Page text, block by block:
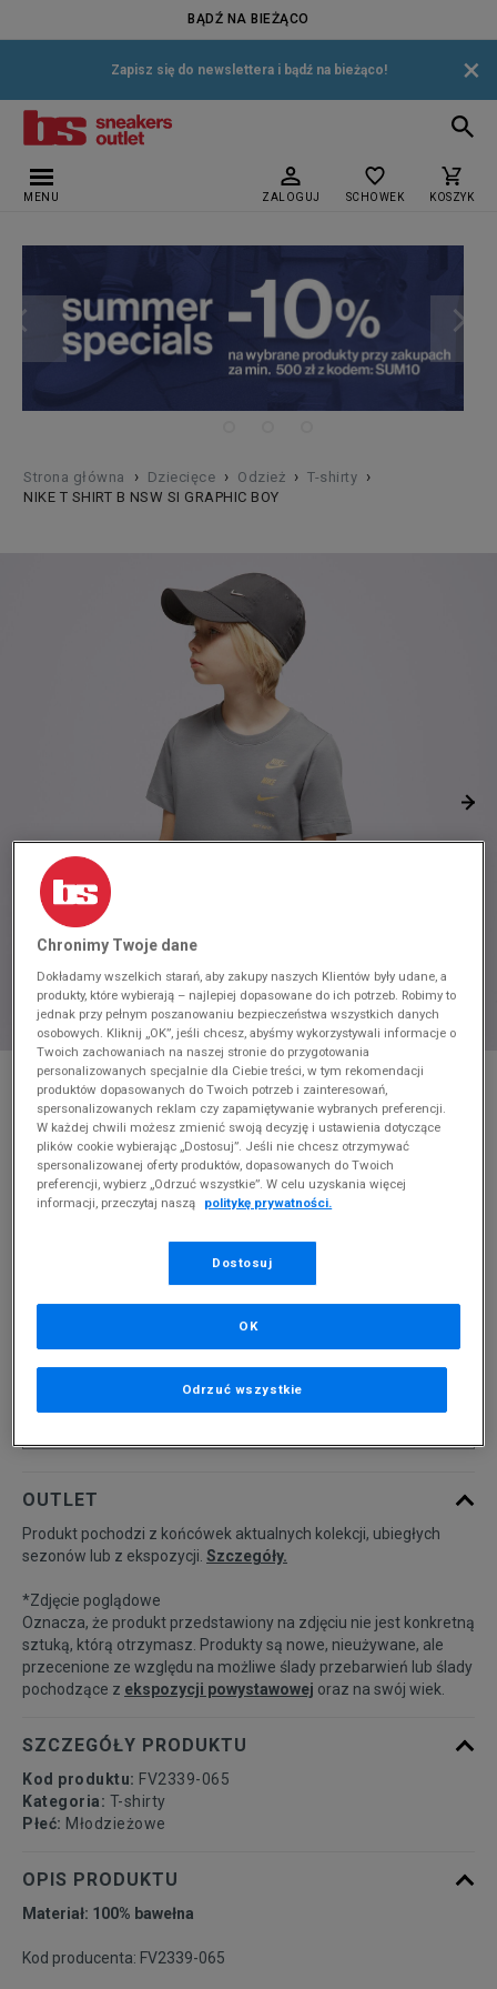
BĄDŹ NA BIEŻĄCO
Zapisz się do newslettera i bądź na bieżąco! ×
MENU ZALOGUJ SCHOWEK KOSZYK
Strona główna › Dziecięce › Odzież › T-shirty ›
NIKE T SHIRT B NSW SI GRAPHIC BOY
* Zdjęcie poglądowe
NIKE T SHIRT B NSW SI GRAPHIC BOY
Produkt pochodzi z końcówek aktualnych kolekcji, ubiegłych
sezonów lub z ekspozycji.Szczegóły.
cena rekomendowana przez producenta
PRODUKT NIEDOSTĘPNY
Jeśli artykuł będzie ponownie dostępny, otrzymasz od nas
powiadomienie.
122-128 Powiadom o dostępności
128-137
137-147 Powiadom o dostępności
147-158
158-170
OUTLET
Produkt pochodzi z końcówek aktualnych kolekcji, ubiegłych
sezonów lub z ekspozycji. Szczegóły.
*Zdjęcie poglądowe
Oznacza, że produkt przedstawiony na zdjęciu nie jest konkretną
sztuką, którą otrzymasz. Produkty są nowe, nieużywane, ale
przecenione ze względu na możliwe ślady przebarwień lub ślady
pochodzące z ekspozycji powystawowej oraz na swój wiek.
SZCZEGÓŁY PRODUKTU
Kod produktu: FV2339-065
Kategoria: T-shirty
Płeć: Młodzieżowe
OPIS PRODUKTU
Materiał: 100% bawełna
Kod producenta: FV2339-065
Chronimy Twoje dane
Dokładamy wszelkich starań, aby zakupy naszych Klientów były udane, a
produkty, które wybierają – najlepiej dopasowane do ich potrzeb. Robimy to
jednak przy pełnym poszanowaniu bezpieczeństwa wszystkich danych
osobowych. Kliknij „OK”, jeśli chcesz, abyśmy wykorzystywali informacje o
Twoich zachowaniach na naszej stronie do przygotowania
personalizowanych specjalnie dla Ciebie treści, w tym rekomendacji
produktów dopasowanych do Twoich potrzeb i zainteresowań,
spersonalizowanych reklam czy zapamiętywanie wybranych preferencji.
W każdej chwili możesz zmienić swoją decyzję i ustawienia dotyczące
plików cookie wybierając „Dostosuj”. Jeśli nie chcesz otrzymywać
spersonalizowanej oferty produktów, dopasowanych do Twoich
preferencji, wybierz „Odrzuć wszystkie”. W celu uzyskania więcej
informacji, przeczytaj naszą
politykę prywatności.
Dostosuj
Odrzuć wszystkie
OK